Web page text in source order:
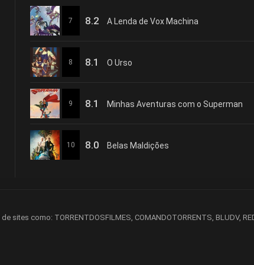
7 8.2 A Lenda de Vox Machina
8 8.1 O Urso
9 8.1 Minhas Aventuras com o Superman
10 8.0 Belas Maldições
como: TORRENTDOSFILMES, COMANDOTORRENTS, BLUDV,